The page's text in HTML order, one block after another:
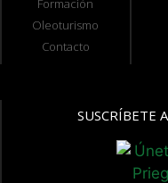
Formación
Oleoturismo
Contacto
SUSCRÍBETE